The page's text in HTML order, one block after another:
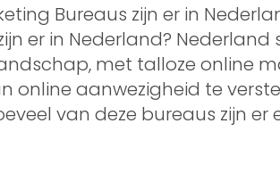
Bureaus zijn er in
er in Nederland?
met talloze online
online aanwezigheid te
van deze bureaus zijn er